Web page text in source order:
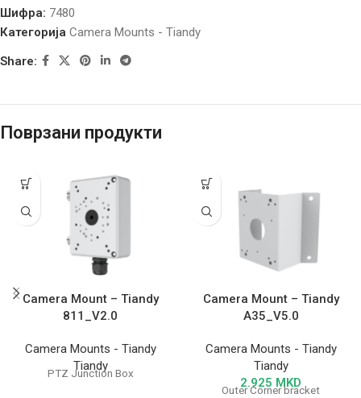
Шифра: 7480
Категорија Camera Mounts - Tiandy
Share:
Поврзани продукти
Camera Mount – Tiandy
811_V2.0
Camera Mounts - Tiandy
Tiandy
PTZ Junction Box
Camera Mount – Tiandy
A35_V5.0
Camera Mounts - Tiandy
Tiandy
2.925 MKD
Outer Corner bracket